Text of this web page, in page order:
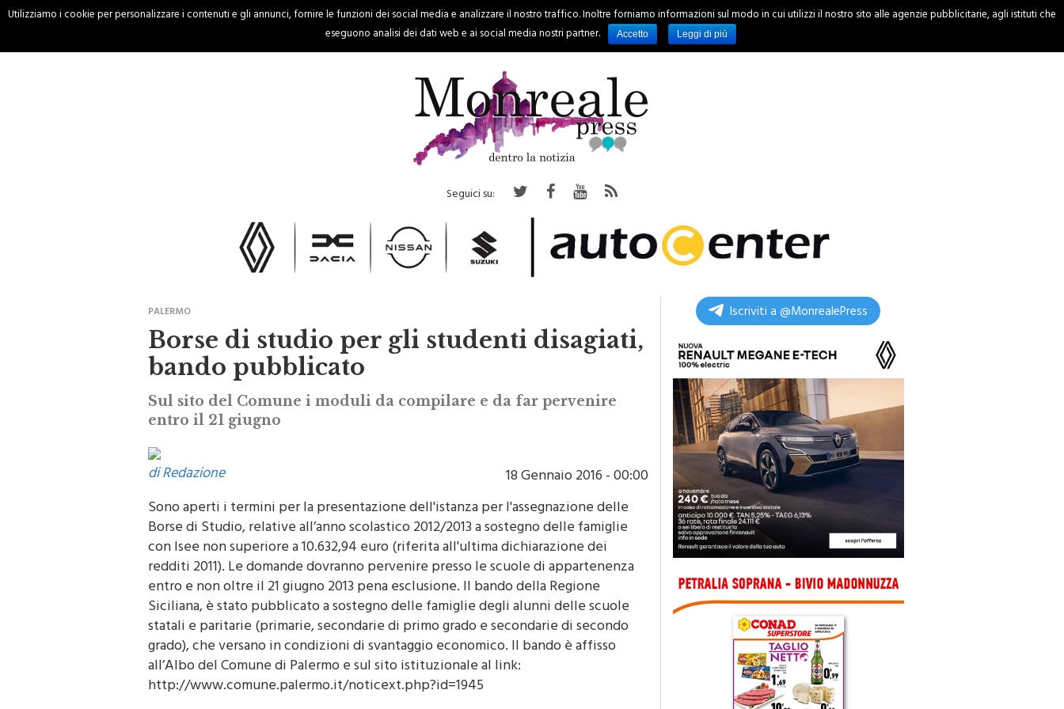
HOME CRONACA PALERMO REGIONE EVENTI RUBRICHE SPORT INCHIESTE
Seguici su:
PALERMO
Borse di studio per gli studenti disagiati,
bando pubblicato
Sul sito del Comune i moduli da compilare e da far pervenire
entro il 21 giugno
di Redazione
18 Gennaio 2016 - 00:00
Sono aperti i termini per la presentazione dell'istanza per l'assegnazione delle
Borse di Studio, relative all’anno scolastico 2012/2013 a sostegno delle famiglie
con Isee non superiore a 10.632,94 euro (riferita all'ultima dichiarazione dei
redditi 2011). Le domande dovranno pervenire presso le scuole di appartenenza
entro e non oltre il 21 giugno 2013 pena esclusione. Il bando della Regione
Siciliana, è stato pubblicato a sostegno delle famiglie degli alunni delle scuole
statali e paritarie (primarie, secondarie di primo grado e secondarie di secondo
grado), che versano in condizioni di svantaggio economico. Il bando è affisso
all’Albo del Comune di Palermo e sul sito istituzionale al link:
http://www.comune.palermo.it/noticext.php?id=1945
Iscriviti a @MonrealePress
Utilizziamo i cookie per personalizzare i contenuti e gli annunci, fornire le funzioni dei social media e analizzare il nostro traffico. Inoltre forniamo informazioni sul modo in cui utilizzi il nostro sito alle agenzie pubblicitarie, agli istituti che
eseguono analisi dei dati web e ai social media nostri partner.
Accetto Leggi di più